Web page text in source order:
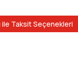
ile Taksit Seçenekleri